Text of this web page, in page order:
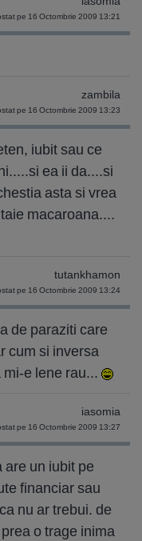
pe 16 Octombrie 2009 13:21
zambila
pe 16 Octombrie 2009 13:23
iubit sau ce
ea ii da....si
asta si vrea
macaroana....
tutankhamon
pe 16 Octombrie 2009 13:24
de paraziti care
cum si inversa
e lene rau...
iasomia
pe 16 Octombrie 2009 13:27
are un iubit pe
financiar sau
nu ar trebui. de
o trage inima